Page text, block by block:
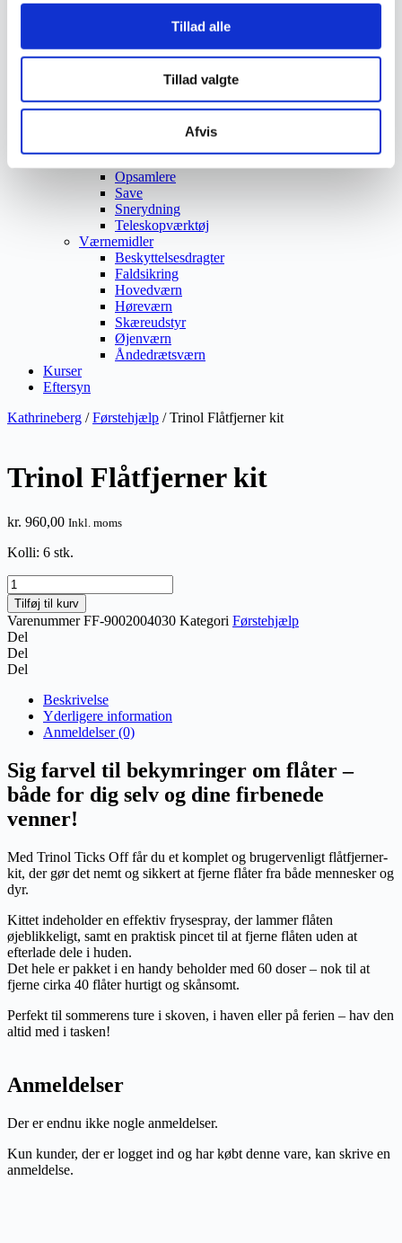
Tillad alle
Tillad valgte
Afvis
Ukrudtsbekæmpelse
Vaskeri Produkter
Vedligeholdelsesprodukter
Affaldsudstyr
Beskæresaks
Opsamlere
Save
Snerydning
Teleskopværktøj
Værnemidler
Beskyttelsesdragter
Faldsikring
Hovedværn
Høreværn
Skæreudstyr
Øjenværn
Åndedrætsværn
Kurser
Eftersyn
Kathrineberg /Førstehjælp / Trinol Flåtfjerner kit
Trinol Flåtfjerner kit
kr. 960,00 Inkl. moms
Kolli: 6 stk.
Trinol
Flåtfjerner
kit
antal
Tilføj til kurv
VarenummerFF-9002004030 Kategori Førstehjælp
Del
Del
Del
Beskrivelse
Yderligere information
Anmeldelser (0)
Sig farvel til bekymringer om flåter –
både for dig selv og dine firbenede
venner!
Med Trinol Ticks Off får du et komplet og brugervenligt flåtfjerner-
kit, der gør det nemt og sikkert at fjerne flåter fra både mennesker og
dyr.
Kittet indeholder en effektiv frysespray, der lammer flåten
øjeblikkeligt, samt en praktisk pincet til at fjerne flåten uden at
efterlade dele i huden.
Det hele er pakket i en handy beholder med 60 doser – nok til at
fjerne cirka 40 flåter hurtigt og skånsomt.
Perfekt til sommerens ture i skoven, i haven eller på ferien – hav den
altid med i tasken!
Anmeldelser
Der er endnu ikke nogle anmeldelser.
Kun kunder, der er logget ind og har købt denne vare, kan skrive en
anmeldelse.